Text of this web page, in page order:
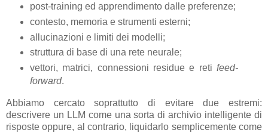
post-training ed apprendimento dalle preferenze;
contesto, memoria e strumenti esterni;
allucinazioni e limiti dei modelli;
struttura di base di una rete neurale;
vettori, matrici, connessioni residue e retifeed-
forward.
Abbiamo cercato soprattutto di evitare due estremi:
descrivere un LLM come una sorta di archivio intelligente di
risposte oppure, al contrario, liquidarlo semplicemente come